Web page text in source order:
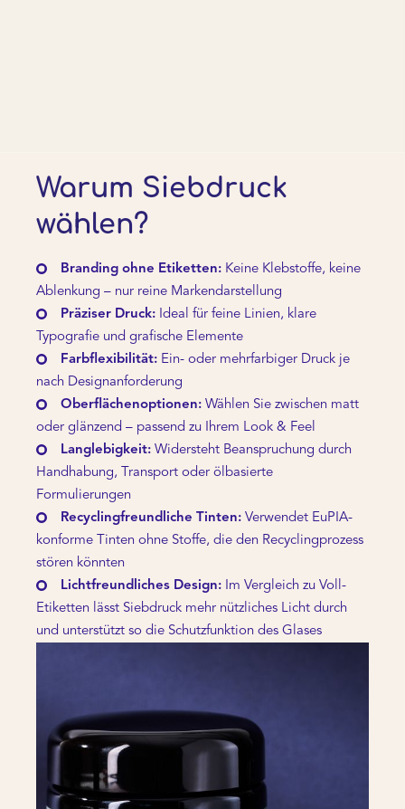
Warum Siebdruck
wählen?
Branding ohne Etiketten: Keine Klebstoffe, keine
Ablenkung – nur reine Markendarstellung
Präziser Druck: Ideal für feine Linien, klare
Typografie und grafische Elemente
Farbflexibilität: Ein- oder mehrfarbiger Druck je
nach Designanforderung
Oberflächenoptionen: Wählen Sie zwischen matt
oder glänzend – passend zu Ihrem Look & Feel
Langlebigkeit: Widersteht Beanspruchung durch
Handhabung, Transport oder ölbasierte
Formulierungen
Recyclingfreundliche Tinten: Verwendet EuPIA-
konforme Tinten ohne Stoffe, die den Recyclingprozess
stören könnten
Lichtfreundliches Design: Im Vergleich zu Voll-
Etiketten lässt Siebdruck mehr nützliches Licht durch
und unterstützt so die Schutzfunktion des Glases